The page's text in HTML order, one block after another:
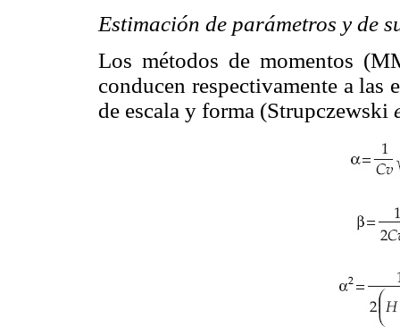
Estimación de parámetros y de
Los métodos de momentos
conducen respectivamente a las
de escala y forma (Strupczewski